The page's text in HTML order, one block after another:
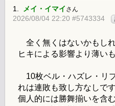
1. メイ・イマイ さん
2026/08/04 22:20 #5743334
全く無くはないかもし
ヒキによる影響より薄い
10枚ベル・ハズレ・リ
れは連敗も致し方なしです
個人的には勝舞揃いを含